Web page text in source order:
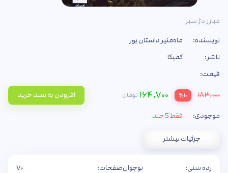
مبارز دژ سبز
نویسنده:
ماه‌منیر داستان پور
ناشر:
کمیکا
قیمت:
۱۸۳,۰۰۰ %۱۰ ۱۶۴,۷۰۰ تومان افزودن به سبد خرید
موجودی: فقط 5 جلد
جزئیات بیشتر
رده سنی:
نوجوانصفحات:
۷۰